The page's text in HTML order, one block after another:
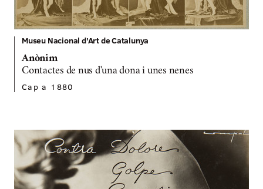
Museu Nacional d'Art de Catalunya
Anònim
Contactes de nus d'una dona i unes nenes
Cap a 1880